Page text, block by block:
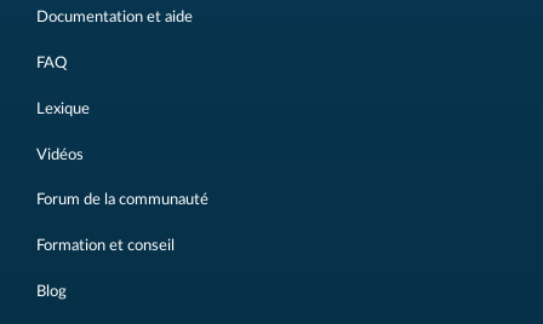
Documentation et aide
FAQ
Lexique
Vidéos
Forum de la communauté
Formation et conseil
Blog